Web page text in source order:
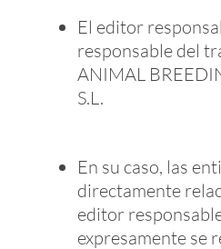
El editor
responsable del
ANIMAL
S.L.
En su caso, las
directamente
editor
expresamente se